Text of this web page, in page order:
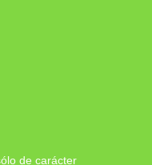
de carácter